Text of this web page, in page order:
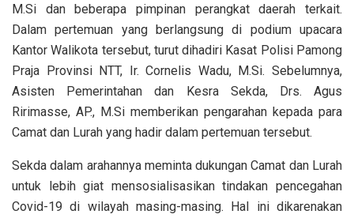
M.Si dan beberapa pimpinan perangkat daerah terkait.
Dalam pertemuan yang berlangsung di podium upacara
Kantor Walikota tersebut, turut dihadiri Kasat Polisi Pamong
Praja Provinsi NTT, Ir. Cornelis Wadu, M.Si. Sebelumnya,
Asisten Pemerintahan dan Kesra Sekda, Drs. Agus
Ririmasse, AP., M.Si memberikan pengarahan kepada para
Camat dan Lurah yang hadir dalam pertemuan tersebut.
Sekda dalam arahannya meminta dukungan Camat dan Lurah
untuk lebih giat mensosialisasikan tindakan pencegahan
Covid-19 di wilayah masing-masing. Hal ini dikarenakan